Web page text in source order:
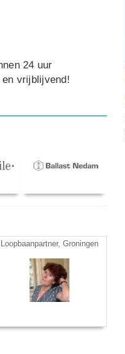
24 uur
vrijblijvend!
Loopbaanpartner, Groningen